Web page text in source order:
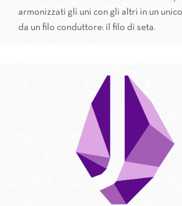
armonizzati gli uni con gli altri in un
da un filo conduttore: il filo di seta.